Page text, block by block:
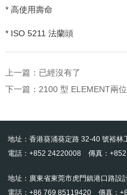
* 高使用壽命
* ISO 5211 法蘭頭
上一篇：已經沒有了
下一篇： 2100 型 ELEMENT兩
地址：香港葵涌葵定路 32-40 號裕林
電話：+852 24220008 傳真：
地址：廣東省東莞市虎門鎮港口路設
電話：+86 769 85119420 傳真：